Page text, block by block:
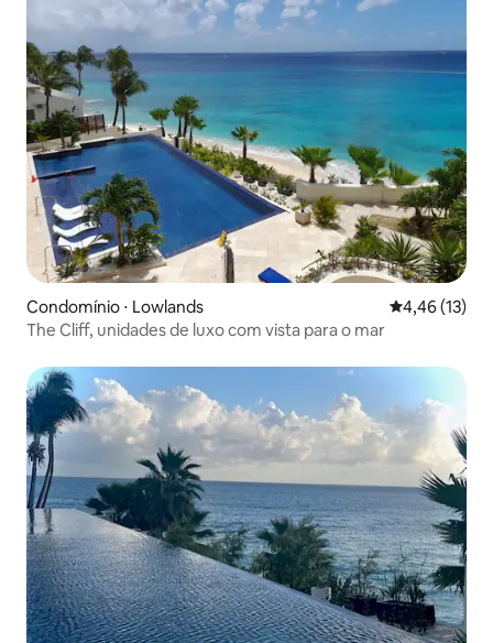
Condomínio ⋅ Lowlands 4,46 de uma
4,46 (13)
The Cliff, unidades de luxo com vista para o mar